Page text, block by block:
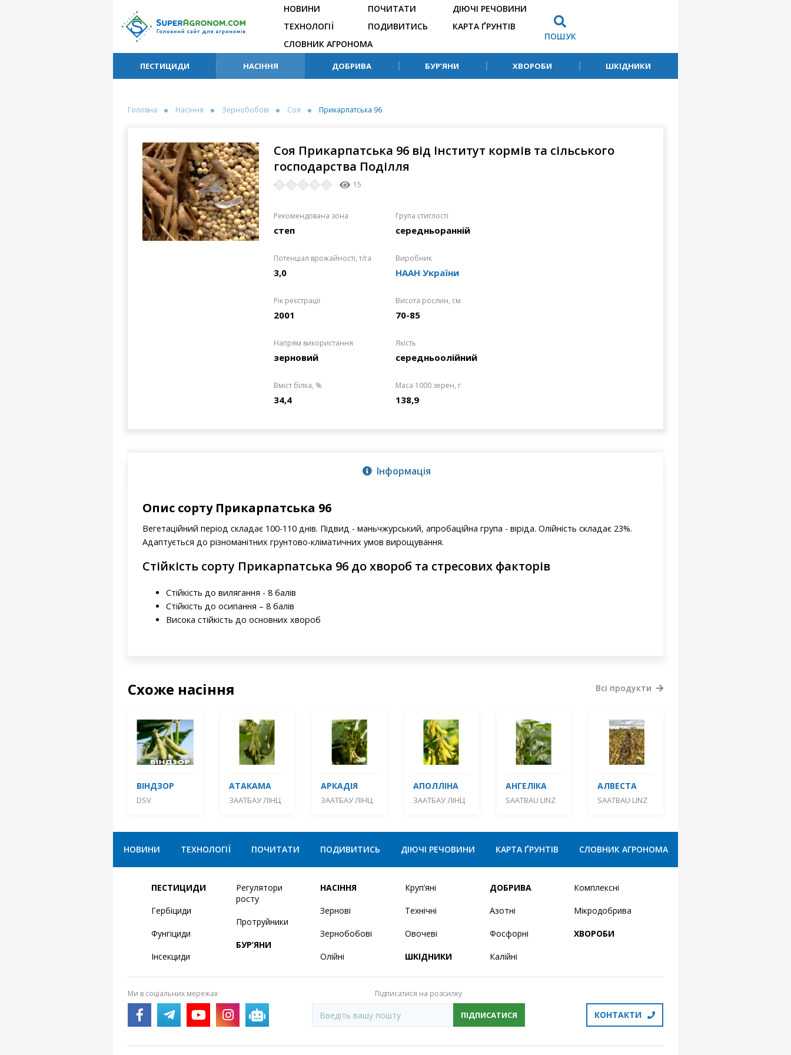
НОВИНИ
ТЕХНОЛОГІЇ
ПОЧИТАТИ
ПОДИВИТИСЬ
ДІЮЧІ РЕЧОВИНИ
КАРТА ҐРУНТІВ
СЛОВНИК АГРОНОМА
ПОШУК
ПЕСТИЦИДИ НАСІННЯ ДОБРИВА БУР’ЯНИ ХВОРОБИ ШКІДНИКИ
Головна Насіння Зернобобові Соя Прикарпатська 96
Соя Прикарпатська 96 від Інститут кормів та сільського
господарства Поділля
15
Рекомендована зона
степ
Група стиглості
середньоранній
Потенціал врожайності, т/га
3,0
Виробник
НААН України
Рік реєстрації
2001
Висота рослин, см
70-85
Напрям використання
зерновий
Якість
середньоолійний
Вміст білка, %
34,4
Маса 1000 зерен, г
138,9
Інформація
Опис сорту Прикарпатська 96
Вегетаційний період складає 100-110 днів. Підвид - маньчжурський, апробаційна група - віріда. Олійність складає 23%.
Адаптується до різноманітних грунтово-кліматичних умов вирощування.
Стійкість сорту Прикарпатська 96 до хвороб та стресових факторів
Стійкість до вилягання - 8 балів
Стійкість до осипання – 8 балів
Висока стійкість до основних хвороб
Схоже насіння
ВІНДЗОР
DSV
АТАКАМА
ЗААТБАУ ЛІНЦ
АРКАДІЯ
ЗААТБАУ ЛІНЦ
АПОЛЛІНА
ЗААТБАУ ЛІНЦ
АНГЕЛІКА
SAATBAU LINZ
АЛВЕСТА
SAATBAU LINZ
Всі продукти
НОВИНИ ТЕХНОЛОГІЇ ПОЧИТАТИ ПОДИВИТИСЬ ДІЮЧІ РЕЧОВИНИ КАРТА ҐРУНТІВ СЛОВНИК АГРОНОМА
ПЕСТИЦИДИ
Гербіциди
Фунгіциди
Інсекциди
Регулятори
росту
Протруйники
БУР’ЯНИ
НАСІННЯ
Зернові
Зернобобові
Олійні
Круп’яні
Технічні
Овочеві
ШКІДНИКИ
ДОБРИВА
Азотні
Фосфорні
Калійні
Комплексні
Мікродобрива
ХВОРОБИ
Ми в соціальних мережах Підписатися на розсилку
ПІДПИСАТИСЯ КОНТАКТИ